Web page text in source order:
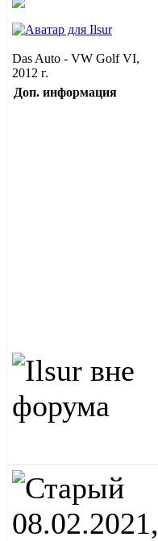
Das Auto - VW Golf VI,
2012 г.
Доп. информация
08.02.2021,